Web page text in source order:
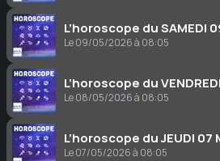
L’horoscope du SAMEDI
Le 09/05/2026 à 08:05
L’horoscope du
Le 08/05/2026 à 08:05
L’horoscope du JEUDI 07
Le 07/05/2026 à 08:05